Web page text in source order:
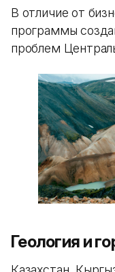
В отличие от
программы
проблем
Геология и